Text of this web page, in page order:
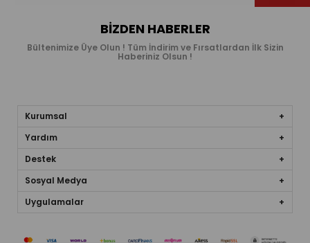
BIZDEN HABERLER
Bültenimize Üye Olun ! Tüm İndirim ve Fırsatlardan İlk Sizin
Haberiniz Olsun !
Kurumsal
Yardım
Destek
Sosyal Medya
Uygulamalar